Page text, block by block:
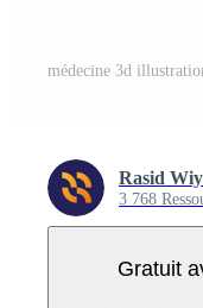
médecine 3d
Rasid
3 768
Gratuit